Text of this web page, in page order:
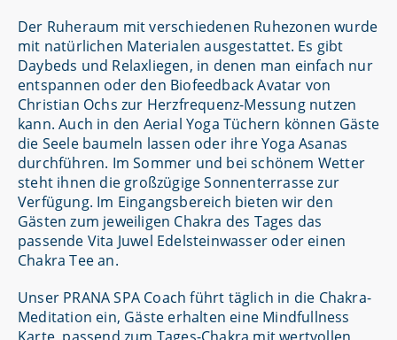
Der Ruheraum mit verschiedenen Ruhezonen wurde
mit natürlichen Materialen ausgestattet. Es gibt
Daybeds und Relaxliegen, in denen man einfach nur
entspannen oder den Biofeedback Avatar von
Christian Ochs zur Herzfrequenz-Messung nutzen
kann. Auch in den Aerial Yoga Tüchern können Gäste
die Seele baumeln lassen oder ihre Yoga Asanas
durchführen. Im Sommer und bei schönem Wetter
steht ihnen die großzügige Sonnenterrasse zur
Verfügung. Im Eingangsbereich bieten wir den
Gästen zum jeweiligen Chakra des Tages das
passende Vita Juwel Edelsteinwasser oder einen
Chakra Tee an.
Unser PRANA SPA Coach führt täglich in die Chakra-
Meditation ein, Gäste erhalten eine Mindfullness